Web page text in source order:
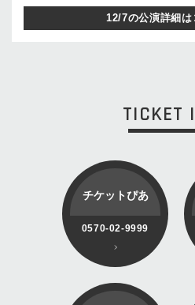
12/7の公演詳細は
TICKET
チケットぴあ
0570-02-9999